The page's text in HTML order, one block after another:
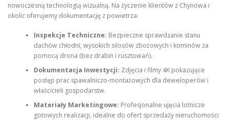
nowoczesną technologią wizualną. Na życzenie klientów z Chynowa i
okolic oferujemy dokumentację z powietrza:
Inspekcje Techniczne: Bezpieczne sprawdzanie stanu
dachów chłodni, wysokich silosów zbożowych i kominów za
pomocą drona (bez drabin i rusztowań).
Dokumentacja Inwestycji: Zdjęcia i filmy 4K pokazujące
postęp prac spawalniczo-montażowych dla deweloperów i
właścicieli gospodarstw.
Materiały Marketingowe: Profesjonalne ujęcia lotnicze
gotowych realizacji, idealne do ofert sprzedaży nieruchomości